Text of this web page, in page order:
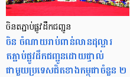
ចិន​តភ្ជាប់​ផ្លូវ​ដឹកជញ្ជូន
ចិន ចំណាយរាប់ពាន់លានដុល្លារ
តភ្ជាប់ផ្លូវដឹកជញ្ជូនដោយផ្ទាល់
ជាមួយប្រទេសជិតខាងកម្ពុជាចំនួន ២